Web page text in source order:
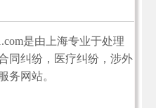
是由上海专业于处理
同纠纷，医疗纠纷，涉外
务网站。